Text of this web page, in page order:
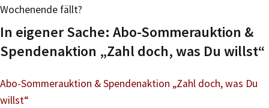
Wochenende fällt?
In eigener Sache: Abo-Sommerauktion &
Spendenaktion „Zahl doch, was Du willst“
Abo-Sommerauktion & Spendenaktion „Zahl doch, was Du
willst“